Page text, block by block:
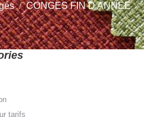
CONGES FIN D ANNEE
tarifs